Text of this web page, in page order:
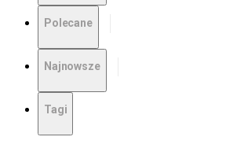
Polecane
Najnowsze
Tagi